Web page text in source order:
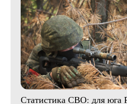
Статистика СВО: для юга